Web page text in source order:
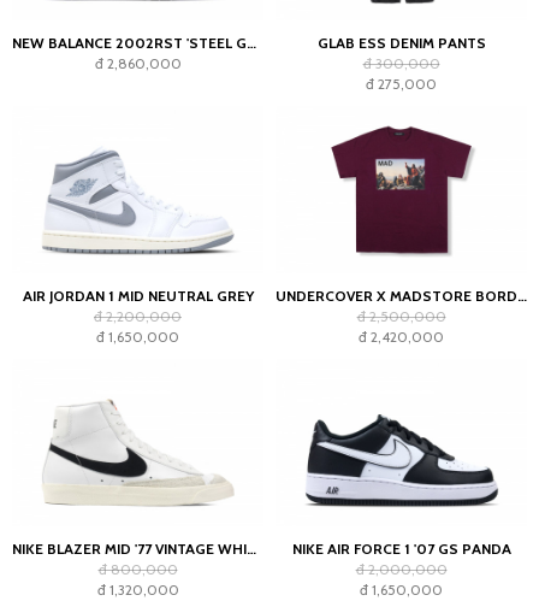
NEW BALANCE 2002RST 'STEEL GREY'
đ 2,860,000
GLAB ESS DENIM PANTS
đ 300,000
đ 275,000
AIR JORDAN 1 MID NEUTRAL GREY
đ 2,200,000
đ 1,650,000
UNDERCOVER X MADSTORE BORDEAUX T-SHIRT
đ 2,500,000
đ 2,420,000
NIKE BLAZER MID '77 VINTAGE WHITE BLACK
đ 800,000
đ 1,320,000
NIKE AIR FORCE 1 '07 GS PANDA
đ 2,000,000
đ 1,650,000